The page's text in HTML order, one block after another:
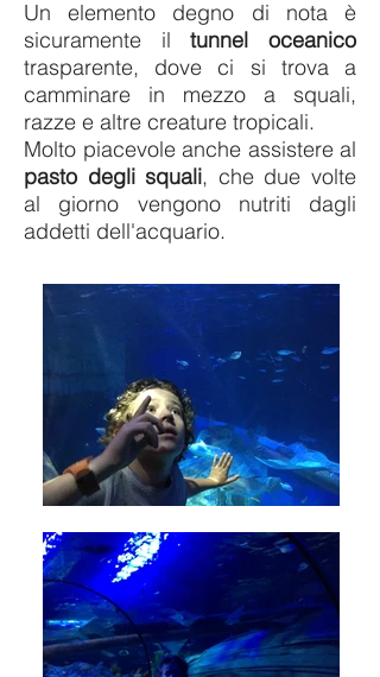
Un elemento degno di nota è
sicuramente iltunnel oceanico
trasparente, dove ci si trova a
camminare in mezzo a squali,
razze e altre creature tropicali.
Molto piacevole anche assistere al
pasto degli squali, che due volte
al giorno vengono nutriti dagli
addetti dell'acquario.